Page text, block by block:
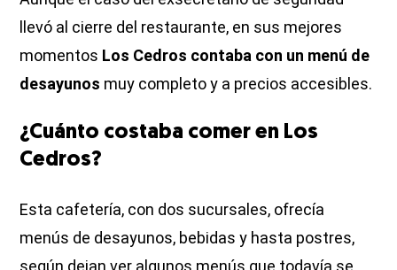
llevó al cierre del restaurante, en sus mejores
momentos Los Cedros contaba con un menú de
desayunos muy completo y a precios accesibles.
¿Cuánto costaba comer en Los
Cedros?
Esta cafetería, con dos sucursales, ofrecía
menús de desayunos, bebidas y hasta postres,
según dejan ver algunos menús que todavía se